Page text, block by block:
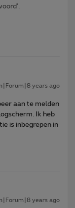
years ago
aan te melden
Ik heb
is inbegrepen in
years ago